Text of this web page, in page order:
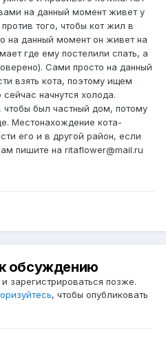
на данный момент живет у
того, чтобы кот жил в
на данный момент он живет на
где ему постелили спать, а
Сами просто на данный
взять кота, поэтому ищем
начнутся холода.
чтобы был частный дом, потому
Местонахождение кота-
его и в другой район, если
пишите на ritaflower@mail.ru
обсуждению
зарегистрироваться позже.
, чтобы опубликовать